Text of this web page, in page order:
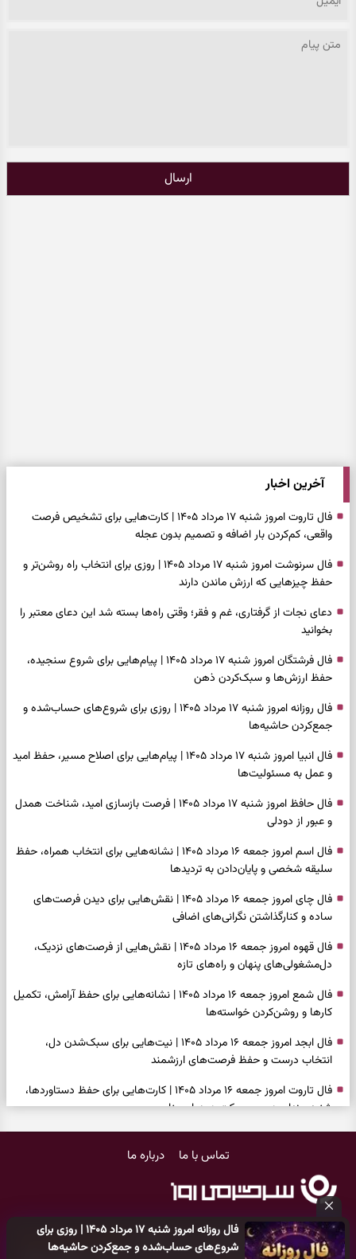
فال روزانه امروز شنبه ۱۷ مرداد ۱۴۰۵ | روزی برای
شروع‌های حساب‌شده و جمع‌کردن حاشیه‌ها
ارسال
آخرین اخبار
فال تاروت امروز شنبه ۱۷ مرداد ۱۴۰۵ | کارت‌هایی برای تشخیص فرصت
واقعی، کم‌کردن بار اضافه و تصمیم بدون عجله
فال سرنوشت امروز شنبه ۱۷ مرداد ۱۴۰۵ | روزی برای انتخاب راه روشن‌تر و
حفظ چیزهایی که ارزش ماندن دارند
دعای نجات از گرفتاری، غم و فقر؛ وقتی راه‌ها بسته شد این دعای معتبر را
بخوانید
فال فرشتگان امروز شنبه ۱۷ مرداد ۱۴۰۵ | پیام‌هایی برای شروع سنجیده،
حفظ ارزش‌ها و سبک‌کردن ذهن
فال روزانه امروز شنبه ۱۷ مرداد ۱۴۰۵ | روزی برای شروع‌های حساب‌شده و
جمع‌کردن حاشیه‌ها
فال انبیا امروز شنبه ۱۷ مرداد ۱۴۰۵ | پیام‌هایی برای اصلاح مسیر، حفظ امید
و عمل به مسئولیت‌ها
فال حافظ امروز شنبه ۱۷ مرداد ۱۴۰۵ | فرصت بازسازی امید، شناخت همدل
و عبور از دودلی
فال اسم امروز جمعه ۱۶ مرداد ۱۴۰۵ | نشانه‌هایی برای انتخاب همراه، حفظ
سلیقه شخصی و پایان‌دادن به تردیدها
فال چای امروز جمعه ۱۶ مرداد ۱۴۰۵ | نقش‌هایی برای دیدن فرصت‌های
ساده و کنارگذاشتن نگرانی‌های اضافی
فال قهوه امروز جمعه ۱۶ مرداد ۱۴۰۵ | نقش‌هایی از فرصت‌های نزدیک،
دل‌مشغولی‌های پنهان و راه‌های تازه
فال شمع امروز جمعه ۱۶ مرداد ۱۴۰۵ | نشانه‌هایی برای حفظ آرامش، تکمیل
کارها و روشن‌کردن خواسته‌ها
فال ابجد امروز جمعه ۱۶ مرداد ۱۴۰۵ | نیت‌هایی برای سبک‌شدن دل،
انتخاب درست و حفظ فرصت‌های ارزشمند
فال تاروت امروز جمعه ۱۶ مرداد ۱۴۰۵ | کارت‌هایی برای حفظ دستاوردها،
شنیدن ندای درون و حرکت در زمان مناسب
دیدن ارزش مسیرهای آرام
وقتی همه راه‌ها بسته شد، این دعای گشایش را بخوانید؛ ذکر معتبر برای
آسان شدن فوری کارهای سخت
فال فرشتگان امروز جمعه ۱۶ مرداد ۱۴۰۵ | پیام‌هایی برای آرام‌کردن ذهن و
نگه‌داشتن چیزهای ارزشمند
تماس با ما درباره ما
کلیه حقوق مادی و معنوی این سایت متعلق بهپایگاه خبری سرگرمی روز